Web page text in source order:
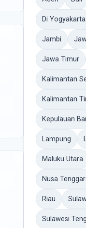
Di Yogyakarta
Jambi
Jawa Timur
Kalimantan
Kalimantan
Kepulauan
Lampung
Maluku Utara
Nusa
Riau
Sulawesi